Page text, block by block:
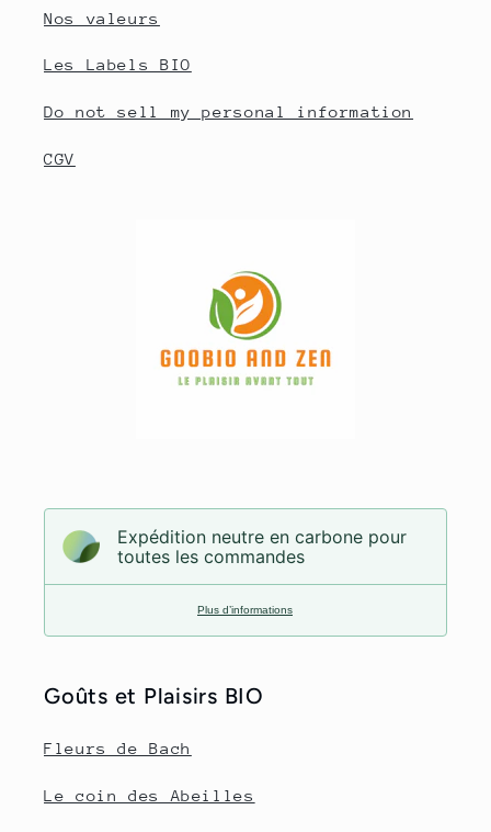
Nos valeurs
Les Labels BIO
Do not sell my personal information
CGV
Expédition neutre en carbone pour
toutes les commandes
Plus d’informations
Goûts et Plaisirs BIO
Fleurs de Bach
Le coin des Abeilles